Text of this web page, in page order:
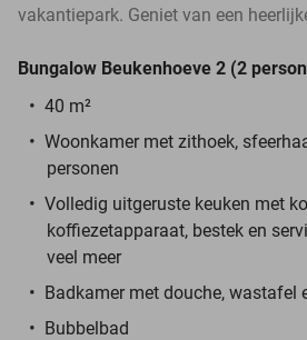
vakantiepark. Geniet van een
Bungalow Beukenhoeve 2 (2
40 m²
Woonkamer met zithoek,
personen
Volledig uitgeruste keuken met
koffiezetapparaat, bestek en
veel meer
Badkamer met douche, wastafel
Bubbelbad